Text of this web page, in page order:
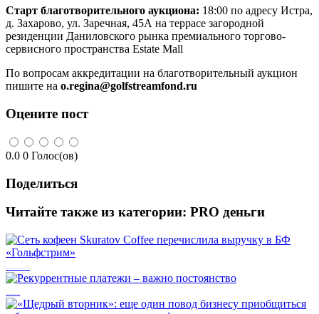
Старт благотворительного аукциона: 18:00 по адресу Истра,
д. Захарово, ул. Заречная, 45А на террасе загородной
резиденции Даниловского рынка премиального торгово-
сервисного пространства Estate Mаll
По вопросам аккредитации на благотворительный аукцион
пишите на o.regina@golfstreamfond.ru
Оцените пост
0.0 0 Голос(ов)
Поделиться
Читайте также из категории: PRO деньги